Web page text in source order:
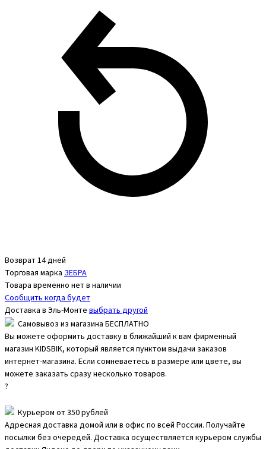
Возврат 14 дней
Торговая марка ЗЕБРА
Товара временно нет в наличии
Сообщить когда будет
Доставка в Эль-Монте выбрать другой
Самовывоз из магазина БЕСПЛАТНО
Вы можете оформить доставку в ближайший к вам фирменный
магазин KIDSBIK, который является пунктом выдачи заказов
интернет-магазина. Если сомневаетесь в размере или цвете, вы
можете заказать сразу несколько товаров.
?
Курьером от 350 рублей
Адресная доставка домой или в офис по всей России. Получайте
посылки без очередей. Доставка осуществляется курьером службы